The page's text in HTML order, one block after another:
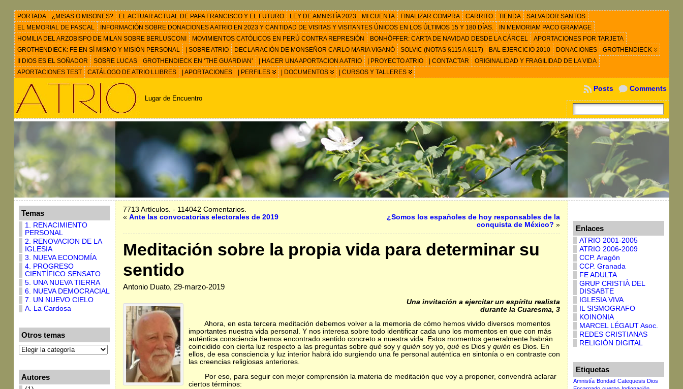
PORTADA ¿MISAS O MISONES? EL ACTUAR ACTUAL DE PAPA FRANCISCO Y EL FUTURO LEY DE AMNISTÍA 2023 MI CUENTA FINALIZAR COMPRA CARRITO TIENDA
SALVADOR SANTOS
EL MEMORIAL DE PASCAL
INFORMACIÓN SOBRE DONACIONES A ATRIO EN 2023 Y CANTIDAD DE VISITAS Y VISITANTES ÚNICOS EN LOS ÚLTIMOS 15 Y 180 DÍAS.
IN MEMORIAM PACO GRAMAGE
HOMILIA DEL ARZOBISPO DE MILAN SOBRE BERLUSCONI
MOVIMIENTOS CATÓLICOS EN PERÚ CONTRA REPRESIÓN BONHÖFFER: CARTA DE NAVIDAD DESDE LA CÁRCEL
APORTACIONES POR TARJETA
GROTHENDIECK: FE EN SÍ MISMO Y MISIÓN PERSONAL
| SOBRE ATRIO DECLARACIÓN DE MONSEÑOR CARLO MARIA VIGANÒ SOLVIC (NOTAS §115 A §117) BAL EJERCICIO 2010 DONACIONES
GROTHENDIECK
II DIOS ES EL SOÑADOR
SOBRE LUCAS GROTHENDIECK EN ‘THE GUARDIAN’ | HACER UNA APORTACION A ATRIO | PROYECTO ATRIO | CONTACTAR
ORIGINALIDAD Y FRAGILIDAD DE LA VIDA
APORTACIONES TEST
CATÁLOGO DE ATRIO LLIBRES | APORTACIONES | PERFILES | DOCUMENTOS | CURSOS Y TALLERES
Lugar de Encuentro
Comments
Posts
Temas
1. RENACIMIENTO
PERSONAL
2. RENOVACION DE LA
IGLESIA
3. NUEVA ECONOMÍA
4. PROGRESO
CIENTÍFICO SENSATO
5. UNA NUEVA TIERRA
6. NUEVA DEMOCRACIAL
7. UN NUEVO CIELO
A. La Cardosa
Otros temas
Autores
7713 Artículos. - 114042 Comentarios.
« Ante las convocatorias electorales de 2019
¿Somos los españoles de hoy responsables de la
conquista de México? »
Meditación sobre la propia vida para determinar su
sentido
Antonio Duato, 29-marzo-2019
Una invitación a ejercitar un espíritu realista
durante la Cuaresma, 3
Ahora, en esta tercera meditación debemos volver a la memoria de cómo hemos vivido diversos momentos
importantes nuestra vida personal. Y nos interesa sobre todo identificar cada uno los momentos en que con más
auténtica consciencia hemos encontrado sentido concreto a nuestra vida. Estos momentos generalmente habrán
coincidido con cierta luz respecto a las preguntas sobre quésoy y quiénsoy yo, quées Dios y quiénes Dios. En
ellos, de esa consciencia y luz interior habrá ido surgiendo una fe personal auténtica en sintonía o en contraste con
las creencias religiosas anteriores.
Por eso, para seguir con mejor comprensión la materia de meditación que voy a proponer, convendrá aclarar
ciertos términos:
Enlaces
ATRIO 2001-2005
ATRIO 2006-2009
CCP. Aragón
CCP. Granada
FE ADULTA
GRUP CRISTIÀ DEL
DISSABTE
IGLESIA VIVA
IL SISMOGRAFO
KOINONIA
MARCEL LÉGAUT Asoc.
REDES CRISTIANAS
RELIGIÓN DIGITAL
Etiquetas
Amnistía Bondad Catequesis Dios